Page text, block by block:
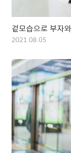
겉모습으로 부자
2021.08.05